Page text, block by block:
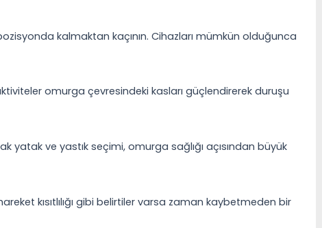
kalmaktan kaçının. Cihazları mümkün olduğunca
omurga çevresindeki kasları güçlendirerek duruşu
yatak ve yastık seçimi, omurga sağlığı açısından büyük
kısıtlılığı gibi belirtiler varsa zaman kaybetmeden bir